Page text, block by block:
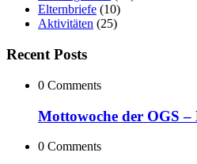
Elternbriefe (10)
Aktivitäten (25)
Recent Posts
0 Comments
Mottowoche der OGS –
0 Comments